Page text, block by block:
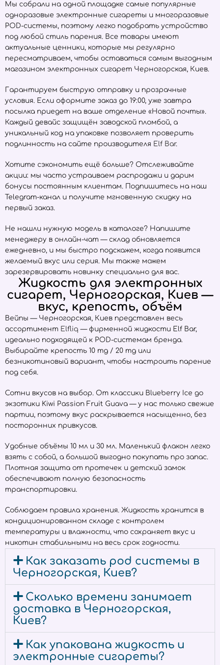
Мы собрали на одной площадке самые популярные
одноразовые электронные сигареты и многоразовые
POD-системы, поэтому легко подобрать устройство
под любой стиль парения. Все товары имеют
актуальные ценники, которые мы регулярно
пересматриваем, чтобы оставаться самым выгодным
магазином электронных сигарет Черногорская, Киев.
Гарантируем быструю отправку и прозрачные
условия. Если оформите заказ до 19:00, уже завтра
посылка приедет на ваше отделение «Новой почты».
Каждый девайс защищён заводской пломбой, а
уникальный код на упаковке позволяет проверить
подлинность на сайте производителя Elf Bar.
Хотите сэкономить ещё больше? Отслеживайте
акции: мы часто устраиваем распродажи и дарим
бонусы постоянным клиентам. Подпишитесь на наш
Telegram-канал и получите мгновенную скидку на
первый заказ.
Не нашли нужную модель в каталоге? Напишите
менеджеру в онлайн-чат — склад обновляется
ежедневно, и мы быстро подскажем, когда появится
желаемый вкус или серия. Мы также можем
зарезервировать новинку специально для вас.
Жидкость для электронных
сигарет, Черногорская, Киев —
вкус, крепость, объём
Вейпы — Черногорская, Киев представлен весь
ассортимент Elfliq — фирменной жидкости Elf Bar,
идеально подходящей к POD-системам бренда.
Выбирайте крепость 10 mg / 20 mg или
безникотиновый вариант, чтобы настроить парение
под себя.
Сотни вкусов на выбор. От классики Blueberry Ice до
экзотики Kiwi Passion Fruit Guava — у нас только свежие
партии, поэтому вкус раскрывается насыщенно, без
посторонних привкусов.
Удобные объёмы 10 мл и 30 мл. Маленький флакон легко
взять с собой, а большой выгодно покупать про запас.
Плотная защита от протечек и детский замок
обеспечивают полную безопасность
транспортировки.
Соблюдаем правила хранения. Жидкость хранится в
кондиционированном складе с контролем
температуры и влажности, что сохраняет вкус и
никотин стабильными на весь срок годности.
Как заказать pod системы в
Черногорская, Киев?
Сколько времени занимает
доставка в Черногорская,
Киев?
Как упакована жидкость и
электронные сигареты?